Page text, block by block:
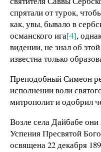
спрятали от турок,
как, увы, бывало в
османского ига[4],
видении, не знал об
известна только
Преподобный Симеон
исполнении воли
митрополит и одобрил
Возле села Дайбабе они
Успения Пресвятой
освящена 22 декабря